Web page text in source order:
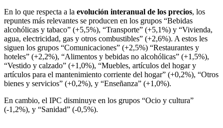
En lo que respecta a la evolución interanual de los precios, los
repuntes más relevantes se producen en los grupos “Bebidas
alcohólicas y tabaco” (+5,5%), “Transporte” (+5,1%) y “Vivienda,
agua, electricidad, gas y otros combustibles” (+2,6%). A estos les
siguen los grupos “Comunicaciones” (+2,5%) “Restaurantes y
hoteles” (+2,2%), “Alimentos y bebidas no alcohólicas” (+1,5%),
“Vestido y calzado” (+1,0%), “Muebles, artículos del hogar y
artículos para el mantenimiento corriente del hogar” (+0,2%), “Otros
bienes y servicios” (+0,2%), y “Enseñanza” (+1,0%).
En cambio, el IPC disminuye en los grupos “Ocio y cultura”
(-1,2%), y “Sanidad” (-0,5%).